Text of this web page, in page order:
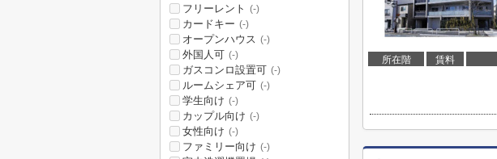
所在階 賃料
フリーレント (-)
カードキー (-)
オープンハウス (-)
外国人可 (-)
ガスコンロ設置可 (-)
ルームシェア可 (-)
学生向け (-)
カップル向け (-)
女性向け (-)
ファミリー向け (-)